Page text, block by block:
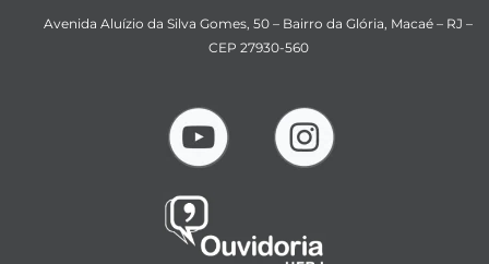
Avenida Aluízio da Silva Gomes, 50 – Bairro da Glória, Macaé – RJ –
CEP 27930-560